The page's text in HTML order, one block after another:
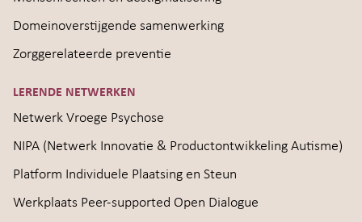
Domeinoverstijgende samenwerking
Zorggerelateerde preventie
LERENDE NETWERKEN
Netwerk Vroege Psychose
NIPA (Netwerk Innovatie & Productontwikkeling Autisme)
Platform Individuele Plaatsing en Steun
Werkplaats Peer-supported Open Dialogue